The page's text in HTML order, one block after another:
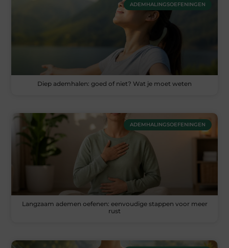
ADEMHALINGSOEFENINGEN
Diep ademhalen: goed of niet? Wat je moet weten
ADEMHALINGSOEFENINGEN
Langzaam ademen oefenen: eenvoudige stappen voor meer
rust